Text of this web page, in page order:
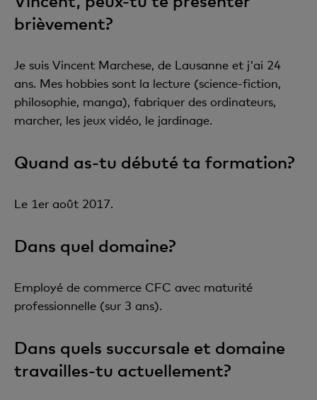
brièvement?
Je suis Vincent Marchese, de Lausanne et j'ai 24
ans. Mes hobbies sont la lecture (science-fiction,
philosophie, manga), fabriquer des ordinateurs,
marcher, les jeux vidéo, le jardinage.
Quand as-tu débuté ta formation?
Le 1er août 2017.
Dans quel domaine?
Employé de commerce CFC avec maturité
professionnelle (sur 3 ans).
Dans quels succursale et domaine
travailles-tu actuellement?